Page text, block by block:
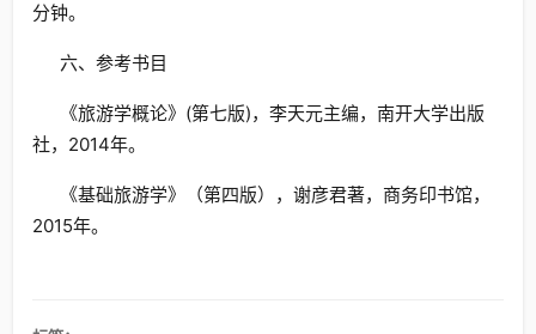
分钟。
六、参考书目
《旅游学概论》(第七版)，李天元主编，南开大学出版
社，2014年。
《基础旅游学》（第四版），谢彦君著，商务印书馆，
2015年。